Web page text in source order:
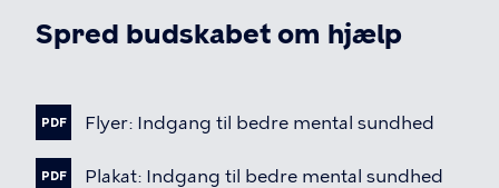
Spred budskabet om hjælp
Fil
PDF Flyer: Indgang til bedre mental sundhed
Fil
PDF Plakat: Indgang til bedre mental sundhed